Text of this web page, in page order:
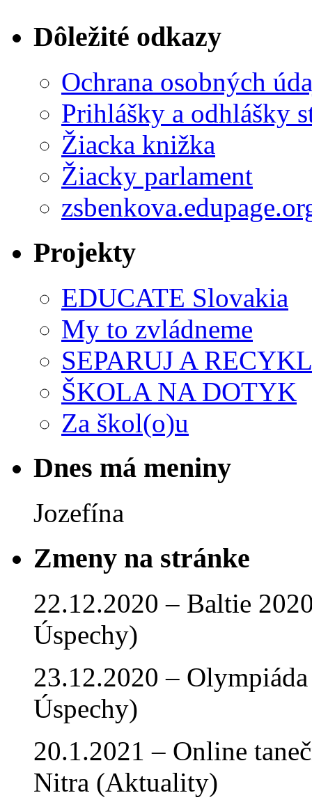
Dôležité odkazy
Ochrana osobných
Prihlášky a odhlášky
Žiacka knižka
Žiacky parlament
Projekty
EDUCATE Slovakia
My to zvládneme
SEPARUJ A
ŠKOLA NA DOTYK
Za škol(o)u
Dnes má meniny
Jozefína
Zmeny na stránke
22.12.2020 – Baltie
Úspechy)
23.12.2020 –
Úspechy)
20.1.2021 – Online
Nitra (Aktuality)